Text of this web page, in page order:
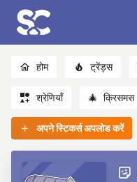
होम ट्रेंड्स
श्रेणियाँ 🎄 क्रिसमस
अपने स्टिकर्स अपलोड करें